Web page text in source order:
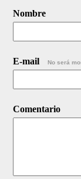
Nombre
E-mail No será
Comentario